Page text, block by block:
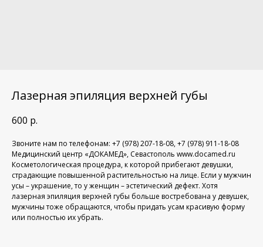
Лазерная эпиляция верхней губы
600 р.
Звоните нам по телефонам: +7 (978) 207-18-08, +7 (978) 911-18-08
Медицинский центр «ДОКАМЕД», Севастополь www.docamed.ru
Косметологическая процедура, к которой прибегают девушки,
страдающие повышенной растительностью на лице. Если у мужчин
усы – украшение, то у женщин – эстетический дефект. Хотя
лазерная эпиляция верхней губы больше востребована у девушек,
мужчины тоже обращаются, чтобы придать усам красивую форму
или полностью их убрать.